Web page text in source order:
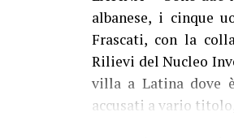
albanese, i cinque
Frascati, con la
Rilievi del Nucleo
villa a Latina dove
accusati a vario